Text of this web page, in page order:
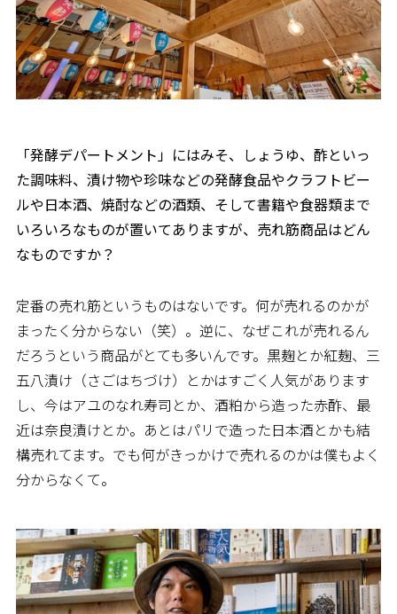
――「発酵デパートメント」にはみそ、しょうゆ、酢といっ
た調味料、漬け物や珍味などの発酵食品やクラフトビー
ルや日本酒、焼酎などの酒類、そして書籍や食器類まで
いろいろなものが置いてありますが、売れ筋商品はどん
なものですか？
定番の売れ筋というものはないです。何が売れるのかが
まったく分からない（笑）。逆に、なぜこれが売れるん
だろうという商品がとても多いんです。黒麹とか紅麹、三
五八漬け（さごはちづけ）とかはすごく人気があります
し、今はアユのなれ寿司とか、酒粕から造った赤酢、最
近は奈良漬けとか。あとはパリで造った日本酒とかも結
構売れてます。でも何がきっかけで売れるのかは僕もよく
分からなくて。